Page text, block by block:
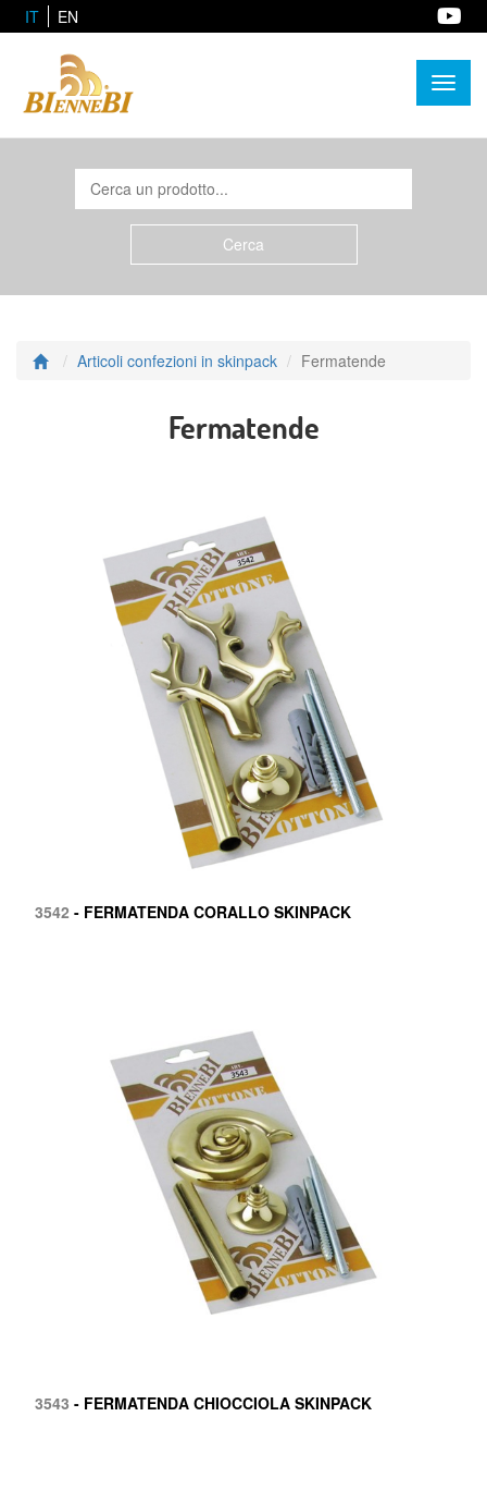
IT EN
Articoli confezioni in skinpack Fermatende
Fermatende
3542 - FERMATENDA CORALLO SKINPACK
3543 - FERMATENDA CHIOCCIOLA SKINPACK